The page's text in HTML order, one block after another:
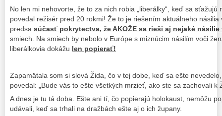
No len mi nehovorte, že to za nich robia „liberálky“, keď sa sťažujú
povedal režisér pred 20 rokmi! Že to je riešením aktuálneho násilia
predsa súčasť pokrytectva, že AKOŽE sa rieši aj nejaké násilie
smiech. Na smiech by nebolo v Európe s miznúcim násilím voči
liberálkovia dokážu len popierať!
Zapamätala som si slová Žida, čo v tej dobe, keď sa ešte
povedal: „Bude vás to ešte všetkých mrzieť, ako ste sa zachovali k
A dnes je tu tá doba. Ešte ani tí, čo popierajú holokaust, nemôžu
udávali, keď sa trhali na dražbách ešte aj o ich župany.